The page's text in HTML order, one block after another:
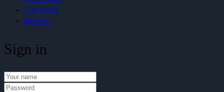
СПАЛЬНИ
БИЗНЕС
Sign in